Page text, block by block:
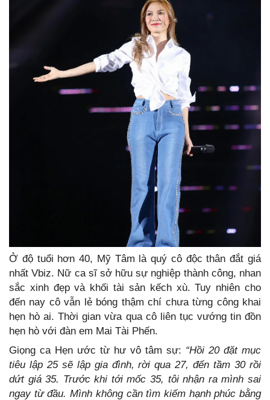
Ở độ tuổi hơn 40, Mỹ Tâm là quý cô độc thân đắt giá
nhất Vbiz. Nữ ca sĩ sở hữu sự nghiệp thành công, nhan
sắc xinh đẹp và khối tài sản kếch xù. Tuy nhiên cho
đến nay cô vẫn lẻ bóng thậm chí chưa từng công khai
hẹn hò ai. Thời gian vừa qua cô liên tục vướng tin đồn
hẹn hò với đàn em Mai Tài Phến.
Giọng ca Hẹn ước từ hư vô tâm sự: “Hồi 20 đặt mục
tiêu lập 25 sẽ lập gia đình, rời qua 27, đến tầm 30 rồi
dứt giá 35. Trước khi tới mốc 35, tôi nhận ra mình sai
ngay từ đầu. Mình không cần tìm kiếm hạnh phúc bằng